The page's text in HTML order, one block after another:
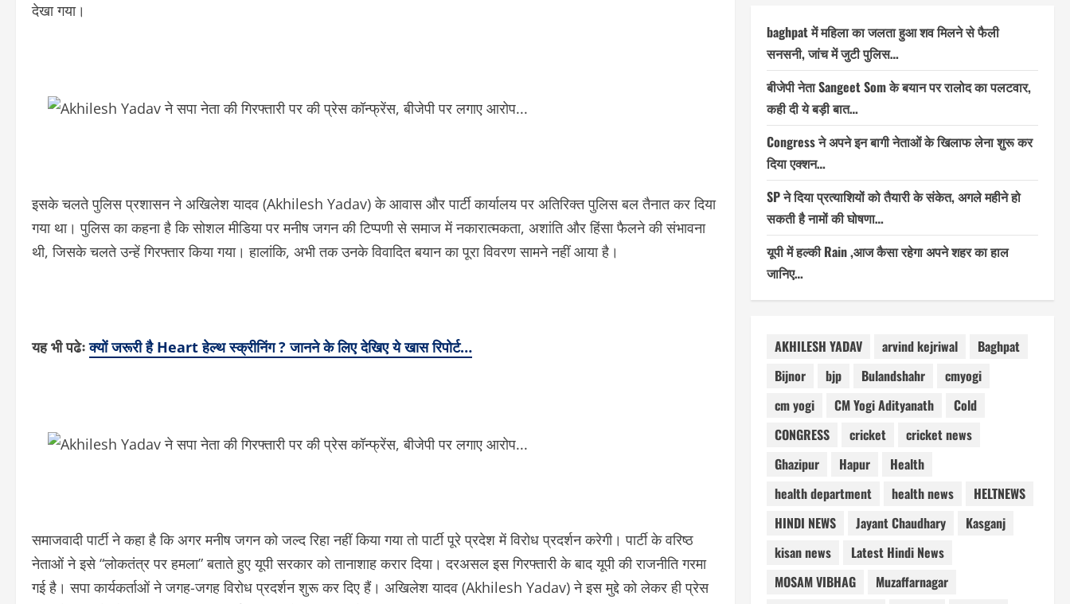
देखा गया।
इसके चलते पुलिस प्रशासन ने अखिलेश यादव (Akhilesh Yadav) के आवास और पार्टी कार्यालय पर अतिरिक्त पुलिस बल तैनात कर दिया
गया था। पुलिस का कहना है कि सोशल मीडिया पर मनीष जगन की टिप्पणी से समाज में नकारात्मकता, अशांति और हिंसा फैलने की संभावना
थी, जिसके चलते उन्हें गिरफ्तार किया गया। हालांकि, अभी तक उनके विवादित बयान का पूरा विवरण सामने नहीं आया है।
यह भी पढेःक्यों जरूरी है Heart हेल्थ स्क्रीनिंग ? जानने के लिए देखिए ये खास रिपोर्ट…
समाजवादी पार्टी ने कहा है कि अगर मनीष जगन को जल्द रिहा नहीं किया गया तो पार्टी पूरे प्रदेश में विरोध प्रदर्शन करेगी। पार्टी के वरिष्ठ
नेताओं ने इसे “लोकतंत्र पर हमला” बताते हुए यूपी सरकार को तानाशाह करार दिया। दरअसल इस गिरफ्तारी के बाद यूपी की राजनीति गरमा
गई है। सपा कार्यकर्ताओं ने जगह-जगह विरोध प्रदर्शन शुरू कर दिए हैं। अखिलेश यादव (Akhilesh Yadav) ने इस मुद्दे को लेकर ही प्रेस
baghpat में महिला का जलता हुआ शव मिलने से फैली
सनसनी, जांच में जुटी पुलिस…
बीजेपी नेता Sangeet Som के बयान पर रालोद का पलटवार,
कही दी ये बड़ी बात…
Congress ने अपने इन बागी नेताओं के खिलाफ लेना शुरू कर
दिया एक्शन…
SP ने दिया प्रत्याशियों को तैयारी के संकेत, अगले महीने हो
सकती है नामों की घोषणा…
यूपी में हल्की Rain ,आज कैसा रहेगा अपने शहर का हाल
जानिए…
AKHILESH YADAV arvind kejriwal
Baghpat
Bijnor
bjp Bulandshahr
cmyogi
cm yogi
CM Yogi Adityanath
Cold
CONGRESS
cricket
cricket news
Ghazipur
Hapur
Health
health department
health news
HELTNEWS
HINDI NEWS
Jayant Chaudhary
Kasganj
kisan news
Latest Hindi News
MOSAM VIBHAG
Muzaffarnagar